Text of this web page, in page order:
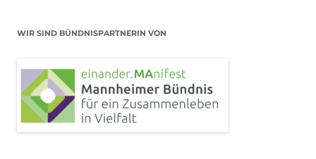
WIR SIND BÜNDNISPARTNERIN VON